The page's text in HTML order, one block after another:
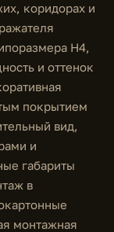
коридорах и
H4,
и оттенок
покрытием
вид,
и
габариты
в
монтажная